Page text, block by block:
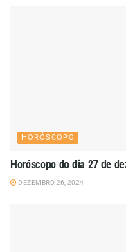
HORÓSCOPO
Horóscopo do dia 27 de
DEZEMBRO 26, 2024